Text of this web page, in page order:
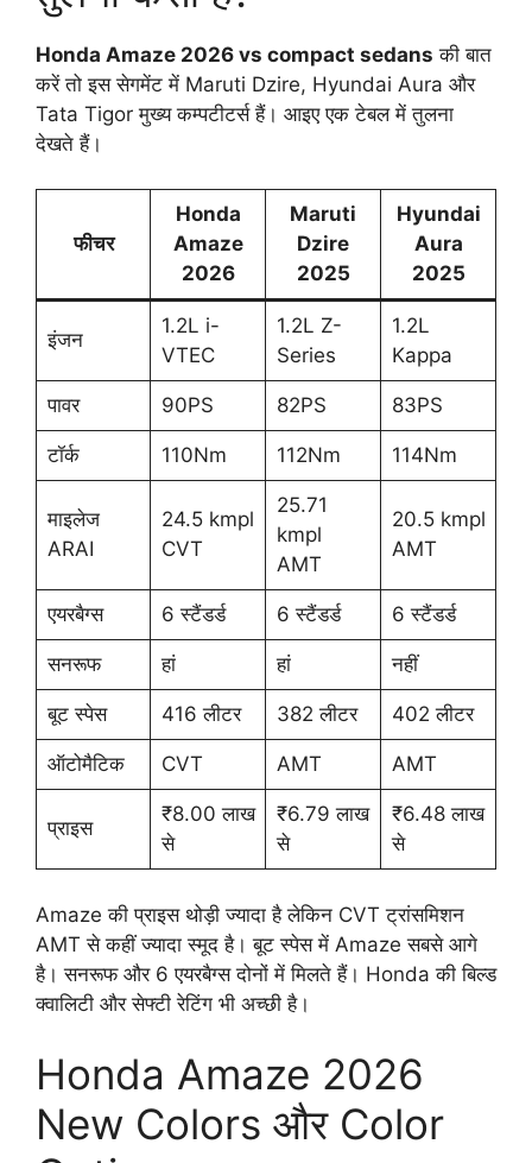
Honda Amaze 2026 vs compact sedans की बात
करें तो इस सेगमेंट में Maruti Dzire, Hyundai Aura और
Tata Tigor मुख्य कम्पटीटर्स हैं। आइए एक टेबल में तुलना
देखते हैं।
फीचर
Honda
Amaze
2026
Maruti
Dzire
2025
Hyundai
Aura
2025
इंजन
1.2L i-
VTEC
1.2L Z-
Series
1.2L
Kappa
पावर 90PS 82PS 83PS
टॉर्क 110Nm 112Nm 114Nm
माइलेज
ARAI
24.5 kmpl
CVT
25.71
kmpl
AMT
20.5 kmpl
AMT
एयरबैग्स 6 स्टैंडर्ड 6 स्टैंडर्ड 6 स्टैंडर्ड
सनरूफ हां हां नहीं
बूट स्पेस 416 लीटर 382 लीटर 402 लीटर
ऑटोमैटिक CVT AMT AMT
प्राइस
₹8.00 लाख
से
₹6.79 लाख
से
₹6.48 लाख
से
Amaze की प्राइस थोड़ी ज्यादा है लेकिन CVT ट्रांसमिशन
AMT से कहीं ज्यादा स्मूद है। बूट स्पेस में Amaze सबसे आगे
है। सनरूफ और 6 एयरबैग्स दोनों में मिलते हैं। Honda की बिल्ड
क्वालिटी और सेफ्टी रेटिंग भी अच्छी है।
Honda Amaze 2026
New Colors और Color